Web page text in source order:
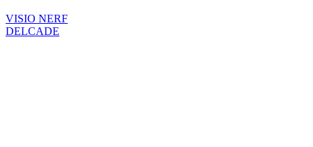
VISIO NERF
DELCADE